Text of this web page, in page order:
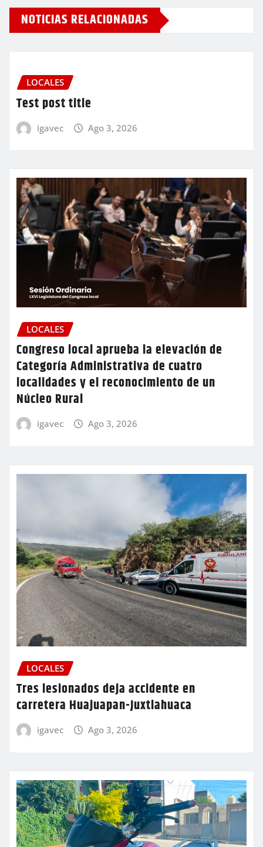
NOTICIAS RELACIONADAS
LOCALES
Test post title
igavec Ago 3, 2026
LOCALES
Congreso local aprueba la elevación de
Categoría Administrativa de cuatro
localidades y el reconocimiento de un
Núcleo Rural
igavec Ago 3, 2026
LOCALES
Tres lesionados deja accidente en
carretera Huajuapan-Juxtlahuaca
igavec Ago 3, 2026